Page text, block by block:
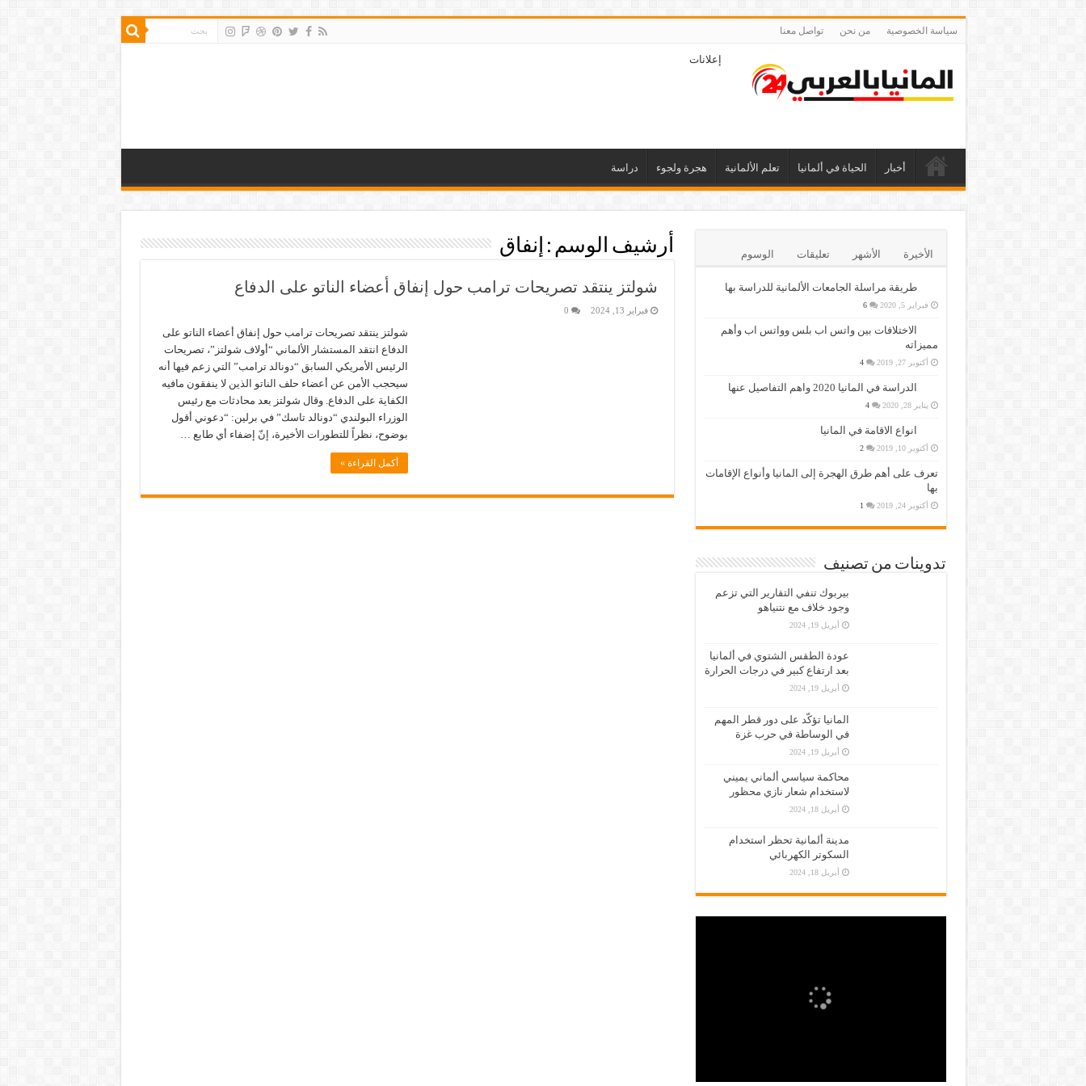
سياسة الخصوصية من نحن تواصل معنا
إعلانات
أخبار الحياة في ألمانيا تعلم الألمانية هجرة ولجوء دراسة
أرشيف الوسم : إنفاق
شولتز ينتقد تصريحات ترامب حول إنفاق أعضاء الناتو على الدفاع
فبراير 13, 2024 0
شولتز ينتقد تصريحات ترامب حول إنفاق أعضاء الناتو على
الدفاع انتقد المستشار الألماني “أولاف شولتز”، تصريحات
الرئيس الأمريكي السابق “دونالد ترامب” التي زعم فيها أنه
سيحجب الأمن عن أعضاء حلف الناتو الذين لا ينفقون مافيه
الكفاية على الدفاع. وقال شولتز بعد محادثات مع رئيس
الوزراء البولندي “دونالد تاسك” في برلين: “دعوني أقول
بوضوح، نظراً للتطورات الأخيرة، إنّ إضفاء أي طابع …
أكمل القراءة »
الأخيرة الأشهر تعليقات الوسوم
طريقة مراسلة الجامعات الألمانية للدراسة بها
فبراير 5, 2020 6
الاختلافات بين واتس اب بلس وواتس اب وأهم
مميزاته
أكتوبر 27, 2019 4
الدراسة في المانيا 2020 واهم التفاصيل عنها
يناير 28, 2020 4
انواع الاقامة في المانيا
أكتوبر 10, 2019 2
تعرف على أهم طرق الهجرة إلى المانيا وأنواع الإقامات
بها
أكتوبر 24, 2019 1
تدوينات من تصنيف
بيربوك تنفي التقارير التي تزعم
وجود خلاف مع نتنياهو
أبريل 19, 2024
عودة الطقس الشتوي في ألمانيا
بعد ارتفاع كبير في درجات الحرارة
أبريل 19, 2024
المانيا تؤكّد على دور قطر المهم
في الوساطة في حرب غزة
أبريل 19, 2024
محاكمة سياسي ألماني يميني
لاستخدام شعار نازي محظور
أبريل 18, 2024
مدينة ألمانية تحظر استخدام
السكوتر الكهربائي
أبريل 18, 2024